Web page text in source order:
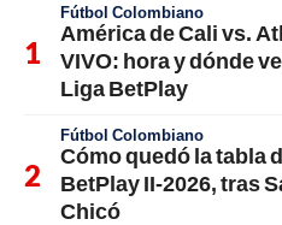
Fútbol Colombiano
América de Cali vs.
VIVO: hora y dónde
Liga BetPlay
Fútbol Colombiano
Cómo quedó la tabla
BetPlay II-2026, tras
Chicó